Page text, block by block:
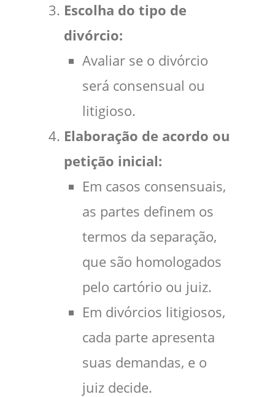
Escolha do tipo de
divórcio:
Avaliar se o divórcio
será consensual ou
litigioso.
Elaboração de acordo ou
petição inicial:
Em casos consensuais,
as partes definem os
termos da separação,
que são homologados
pelo cartório ou juiz.
Em divórcios litigiosos,
cada parte apresenta
suas demandas, e o
juiz decide.